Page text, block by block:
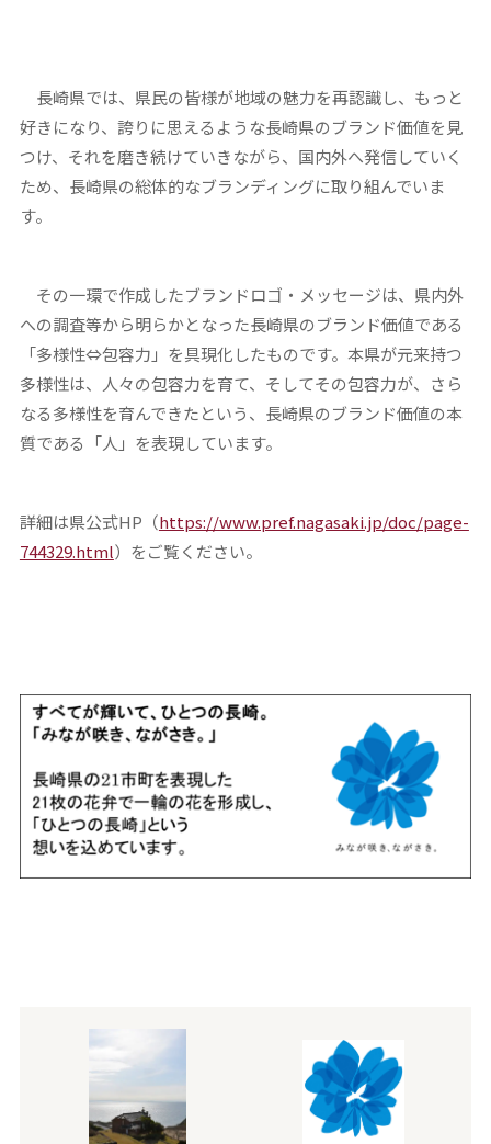
長崎県では、県民の皆様が地域の魅力を再認識し、もっと
好きになり、誇りに思えるような長崎県のブランド価値を見
つけ、それを磨き続けていきながら、国内外へ発信していく
ため、長崎県の総体的なブランディングに取り組んでいま
す。
その一環で作成したブランドロゴ・メッセージは、県内外
への調査等から明らかとなった長崎県のブランド価値である
「多様性⇔包容力」を具現化したものです。本県が元来持つ
多様性は、人々の包容力を育て、そしてその包容力が、さら
なる多様性を育んできたという、長崎県のブランド価値の本
質である「人」を表現しています。
詳細は県公式HP（https://www.pref.nagasaki.jp/doc/page-
744329.html）をご覧ください。